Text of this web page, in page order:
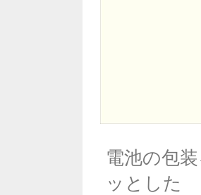
電池の包
ッとした